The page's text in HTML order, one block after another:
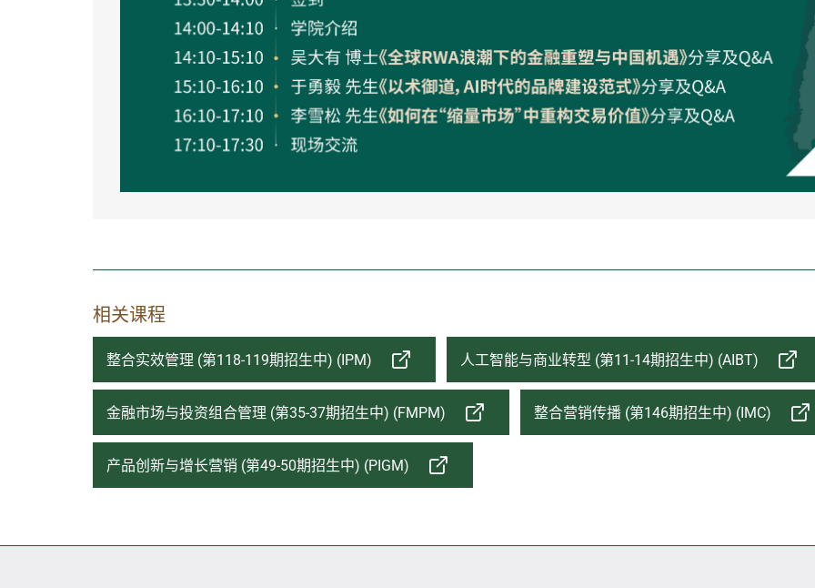
相关课程
整合实效管理 (第118-119期招生中) (IPM) 人工智能与商业转型 (第11-14期招生中) (AIBT)
金融市场与投资组合管理 (第35-37期招生中) (FMPM) 整合营销传播 (第146期招生中) (IMC)
产品创新与增长营销 (第49-50期招生中) (PIGM)